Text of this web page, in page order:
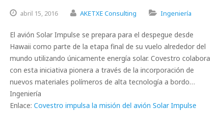
abril 15, 2016 AKETXE Consulting Ingeniería
El avión Solar Impulse se prepara para el despegue desde
Hawaii como parte de la etapa final de su vuelo alrededor del
mundo utilizando únicamente energía solar. Covestro colabora
con esta iniciativa pionera a través de la incorporación de
nuevos materiales polímeros de alta tecnología a bordo…
Ingeniería
Enlace: Covestro impulsa la misión del avión Solar Impulse